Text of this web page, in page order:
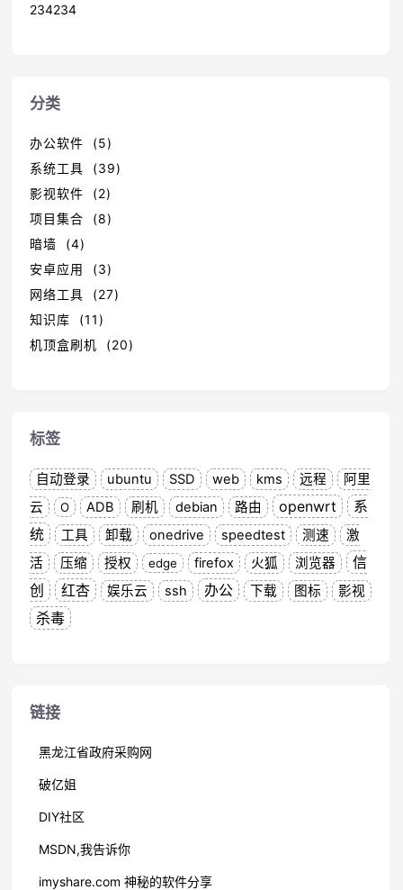
234234
分类
办公软件 (5)
系统工具 (39)
影视软件 (2)
项目集合 (8)
暗墙 (4)
安卓应用 (3)
网络工具 (27)
知识库 (11)
机顶盒刷机 (20)
标签
自动登录 ubuntu SSD web kms 远程
阿里
云
O ADB 刷机 debian 路由 openwrt
系
统
工具 卸载 onedrive speedtest 测速
激
活
压缩 授权 edge firefox 火狐 浏览器
信
创
红杏 娱乐云 ssh 办公 下载 图标 影视
杀毒
链接
黑龙江省政府采购网
破亿姐
DIY社区
MSDN,我告诉你
imyshare.com 神秘的软件分享